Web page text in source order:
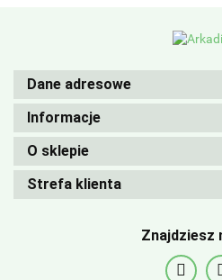
Dane adresowe
Informacje
O sklepie
Strefa klienta
Znajdziesz